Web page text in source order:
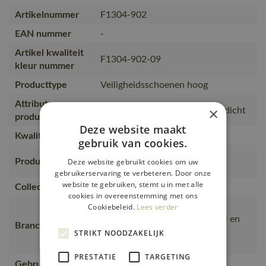
Artikelnummer
F1304-902
EAN nummer
-
Artikel kwaliteit
kleur nummer
F1304-902-09
Producttype
Veiligheidsschoenen hoog
Attributen
producttype
S7S, BOA® Fit System, waterdicht
Kwaliteit Volnerfleer (902)
Productcategorie
Veiligheidsschoenen hoog
Collectie
FOOTWEAR INDUSTRY
Branche
Bouw en installatie, Zware
industrie, Weg- en waterbouw en
industrie, Offshore en
Gebruiker
Mannen
×
Deze website maakt
gebruik van cookies.
Deze website gebruikt cookies om uw
gebruikerservaring te verbeteren. Door onze
website te gebruiken, stemt u in met alle
cookies in overeenstemming met ons
Cookiebeleid. Lees verder
STRIKT NOODZAKELIJK
PRESTATIE TARGETING